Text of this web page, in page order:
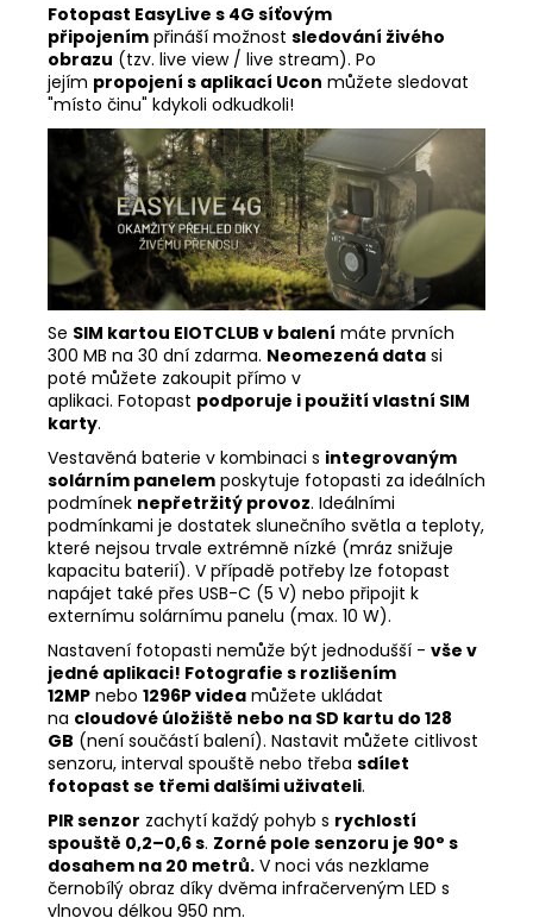
Fotopast EasyLive s 4G síťovým
připojením přináší možnost sledování živého
obrazu (tzv. live view / live stream). Po
jejím propojení s aplikací Ucon můžete sledovat
"místo činu" kdykoli odkudkoli!
Se SIM kartou EIOTCLUB v balení máte prvních
300 MB na 30 dní zdarma. Neomezená data si
poté můžete zakoupit přímo v
aplikaci. Fotopast podporuje i použití vlastní SIM
karty.
Vestavěná baterie v kombinaci s integrovaným
solárním panelem poskytuje fotopasti za ideálních
podmínek nepřetržitý provoz. Ideálními
podmínkami je dostatek slunečního světla a teploty,
které nejsou trvale extrémně nízké (mráz snižuje
kapacitu baterií). V případě potřeby lze fotopast
napájet také přes USB-C (5 V) nebo připojit k
externímu solárnímu panelu (max. 10 W).
Nastavení fotopasti nemůže být jednodušší - vše v
jedné aplikaci! Fotografie s rozlišením
12MP nebo 1296P videa můžete ukládat
na cloudové úložiště nebo na SD kartu do 128
GB (není součástí balení). Nastavit můžete citlivost
senzoru, interval spouště nebo třeba sdílet
fotopast se třemi dalšími uživateli.
PIR senzor zachytí každý pohyb s rychlostí
spouště 0,2–0,6 s. Zorné pole senzoru je 90° s
dosahem na 20 metrů. V noci vás nezklame
černobílý obraz díky dvěma infračerveným LED s
vlnovou délkou 950 nm.